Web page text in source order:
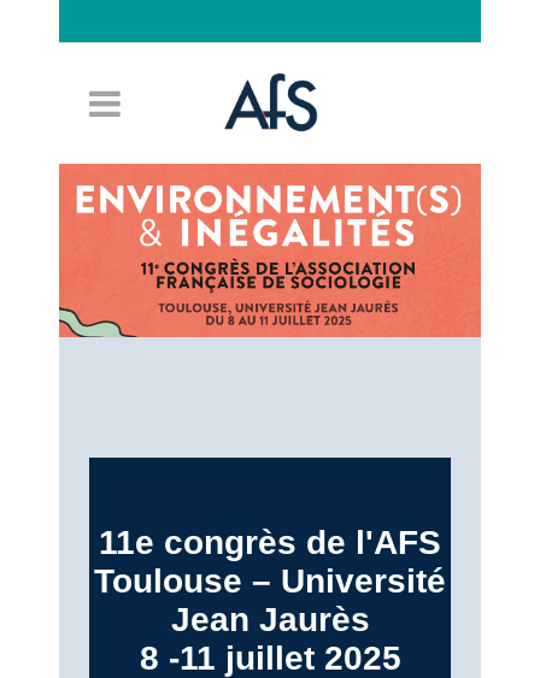
11e congrès de l'AFS
Toulouse – Université
Jean Jaurès
8 -11 juillet 2025